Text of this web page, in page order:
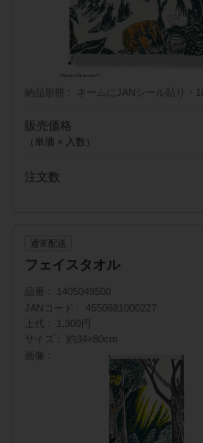
納品形態 ネームにJANシール貼り・
販売価格
（単価 × 入数）
注文数
通常配送
フェイスタオル
品番
1405049500
JANコード
4550681000227
上代
1,300円
サイズ
約34×80cm
画像